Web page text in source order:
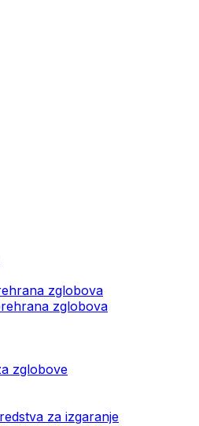
zglobova
zglobova
zglobove
za izgaranje